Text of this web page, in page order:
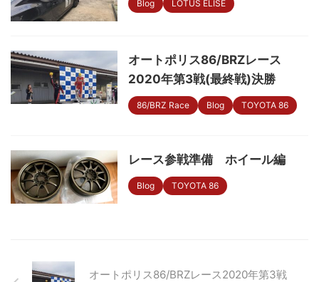
Blog LOTUS ELISE
オートポリス86/BRZレース
2020年第3戦(最終戦)決勝
86/BRZ Race Blog TOYOTA 86
レース参戦準備 ホイール編
Blog TOYOTA 86
オートポリス86/BRZレース2020年第3戦